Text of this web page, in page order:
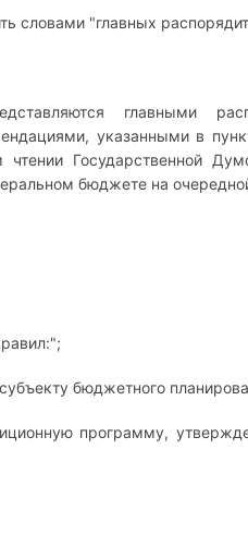
словами "главных
главными
указанными в
Государственной
бюджете на
бюджетного
программу,